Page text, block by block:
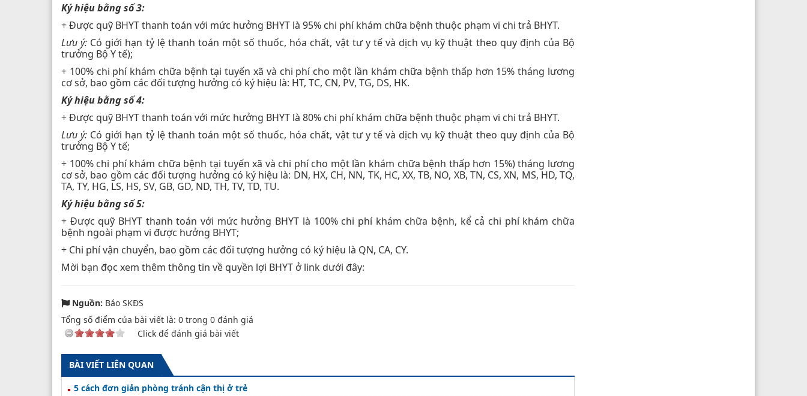
Ký hiệu bằng số 3:
+ Được quỹ BHYT thanh toán với mức hưởng BHYT là 95% chi phí khám chữa bệnh thuộc phạm vi chi trả BHYT.
Lưu ý: Có giới hạn tỷ lệ thanh toán một số thuốc, hóa chất, vật tư y tế và dịch vụ kỹ thuật theo quy định của Bộ
trưởng Bộ Y tế);
+ 100% chi phí khám chữa bệnh tại tuyến xã và chi phí cho một lần khám chữa bệnh thấp hơn 15% tháng lương
cơ sở, bao gồm các đối tượng hưởng có ký hiệu là: HT, TC, CN, PV, TG, DS, HK.
Ký hiệu bằng số 4:
+ Được quỹ BHYT thanh toán với mức hưởng BHYT là 80% chi phí khám chữa bệnh thuộc phạm vi chi trả BHYT.
Lưu ý: Có giới hạn tỷ lệ thanh toán một số thuốc, hóa chất, vật tư y tế và dịch vụ kỹ thuật theo quy định của Bộ
trưởng Bộ Y tế;
+ 100% chi phí khám chữa bệnh tại tuyến xã và chi phí cho một lần khám chữa bệnh thấp hơn 15%) tháng lương
cơ sở, bao gồm các đối tượng hưởng có ký hiệu là: DN, HX, CH, NN, TK, HC, XX, TB, NO, XB, TN, CS, XN, MS, HD, TQ,
TA, TY, HG, LS, HS, SV, GB, GD, ND, TH, TV, TD, TU.
Ký hiệu bằng số 5:
+ Được quỹ BHYT thanh toán với mức hưởng BHYT là 100% chi phí khám chữa bệnh, kể cả chi phí khám chữa
bệnh ngoài phạm vi được hưởng BHYT;
+ Chi phí vận chuyển, bao gồm các đối tượng hưởng có ký hiệu là QN, CA, CY.
Mời bạn đọc xem thêm thông tin về quyền lợi BHYT ở link dưới đây:
Nguồn: Báo SKĐS
Tổng số điểm của bài viết là: 0 trong 0 đánh giá
Click để đánh giá bài viết
BÀI VIẾT LIÊN QUAN
5 cách đơn giản phòng tránh cận thị ở trẻ